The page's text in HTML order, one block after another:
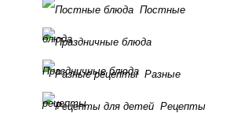
Постные
блюда
Праздничные блюда Разные
рецепты Рецепты